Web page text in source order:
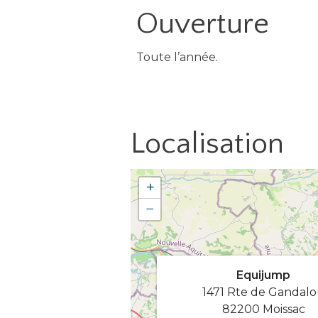
Ouverture
Toute l’année.
Localisation
+
−
Equijump
1471 Rte de
82200 Moissac